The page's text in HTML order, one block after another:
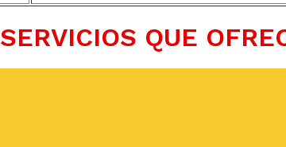
SERVICIOS QUE